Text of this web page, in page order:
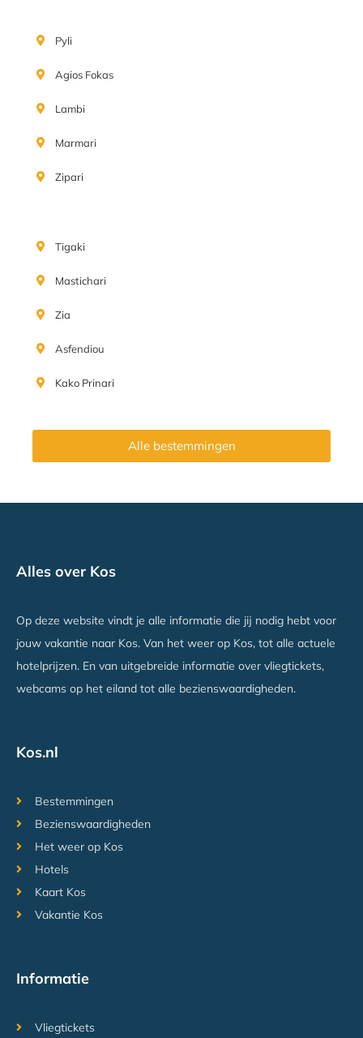
Pyli
Agios Fokas
Lambi
Marmari
Zipari
Tigaki
Mastichari
Zia
Asfendiou
Kako Prinari
Alle bestemmingen
Alles over Kos
Op deze website vindt je alle informatie die jij nodig hebt voor
jouw vakantie naar Kos. Van het weer op Kos, tot alle actuele
hotelprijzen. En van uitgebreide informatie over vliegtickets,
webcams op het eiland tot alle bezienswaardigheden.
Kos.nl
Bestemmingen
Bezienswaardigheden
Het weer op Kos
Hotels
Kaart Kos
Vakantie Kos
Informatie
Vliegtickets